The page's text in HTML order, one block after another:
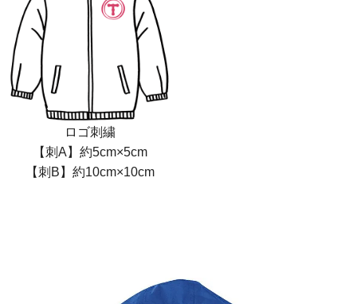
ロゴ刺繍
【刺A】約5cm×5cm
【刺B】約10cm×10cm